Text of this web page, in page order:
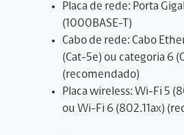
Placa de rede: Porta
(1000BASE-T)
Cabo de rede: Cabo
(Cat-5e) ou categoria 6
(recomendado)
Placa wireless: Wi-Fi 5
ou Wi-Fi 6 (802.11ax)